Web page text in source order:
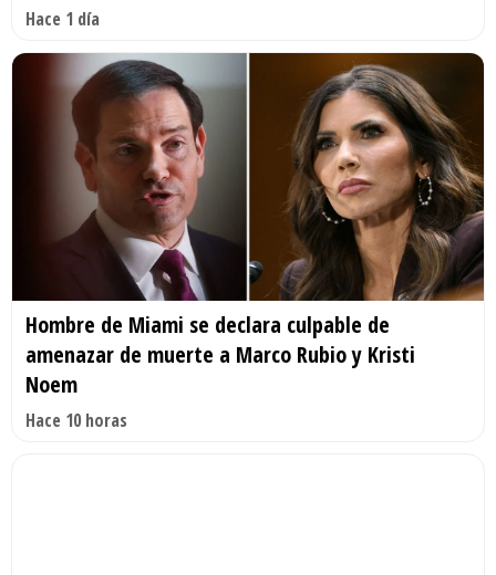
Hace 1 día
Hombre de Miami se declara culpable de
amenazar de muerte a Marco Rubio y Kristi
Noem
Hace 10 horas